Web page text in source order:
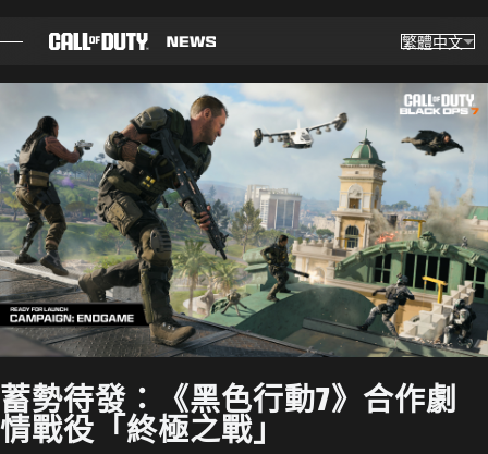
部落格
指南
更新備註
遊戲
STORE
Choose
繁體中文
蓄勢待發：《黑色行動7》合作劇
情戰役「終極之戰」